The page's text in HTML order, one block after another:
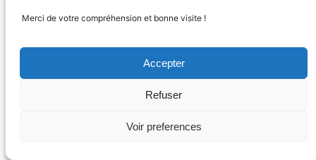
Merci de votre compréhension et bonne visite !
Accepter
Refuser
Voir preferences
pour les ETF ?
Absolument. L’analyse technique s’applique à tout
graphiques plus « propres » car ils lissent